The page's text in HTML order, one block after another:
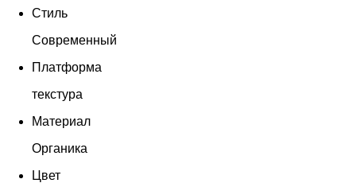
Стиль
Современный
Платформа
текстура
Материал
Органика
Цвет